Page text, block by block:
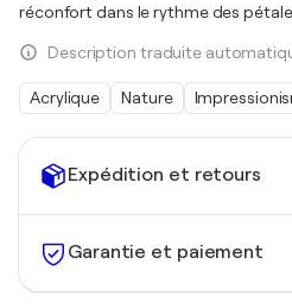
Expédition et retours
Garantie et paiement
réconfort dans le rythme des
Description traduite
Acrylique Nature